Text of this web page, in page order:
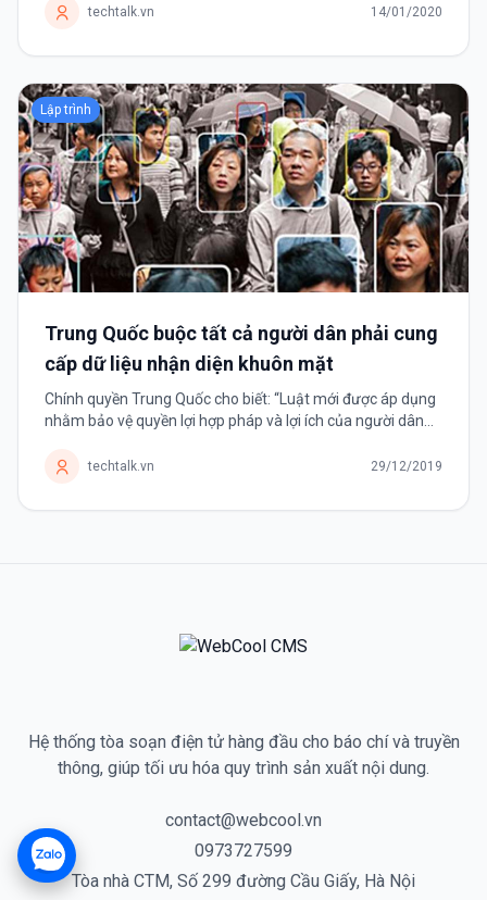
phương thức tạo API với...
techtalk.vn 14/01/2020
Lập trình
Trung Quốc buộc tất cả người dân phải cung
cấp dữ liệu nhận diện khuôn mặt
Chính quyền Trung Quốc cho biết: “Luật mới được áp dụng
nhằm bảo vệ quyền lợi hợp pháp và lợi ích của người dân
Quốc...techtalk.vn 29/12/2019
Hệ thống tòa soạn điện tử hàng đầu cho báo chí và truyền
thông, giúp tối ưu hóa quy trình sản xuất nội dung.
contact@webcool.vn
0973727599
Tòa nhà CTM, Số 299 đường Cầu Giấy, Hà Nội